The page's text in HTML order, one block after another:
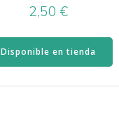
2,50€
Disponible en tienda